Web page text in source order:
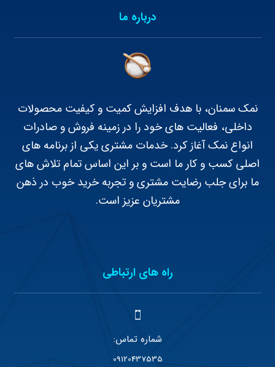
درباره ما
نمک سمنان، با هدف افزایش کمیت و کیفیت محصولات
داخلی، فعالیت های خود را در زمینه فروش و صادرات
انواع نمک آغاز کرد. خدمات مشتری یکی از برنامه های
اصلی کسب و کار ما است و بر این اساس تمام تلاش های
ما برای جلب رضایت مشتری و تجربه خرید خوب در ذهن
مشتریان عزیز است.
راه های ارتباطی
شماره تماس:
09120437535